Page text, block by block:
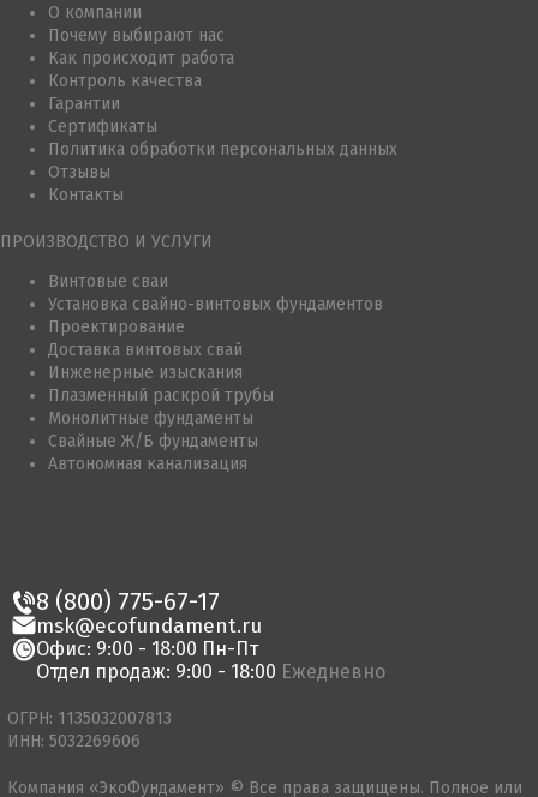
О компании
Почему выбирают нас
Как происходит работа
Контроль качества
Гарантии
Сертификаты
Политика обработки персональных данных
Отзывы
Контакты
ПРОИЗВОДСТВО И УСЛУГИ
Винтовые сваи
Установка свайно-винтовых фундаментов
Проектирование
Доставка винтовых свай
Инженерные изыскания
Плазменный раскрой трубы
Монолитные фундаменты
Свайные Ж/Б фундаменты
Автономная канализация
8 (800) 775-67-17
msk@ecofundament.ru
Офис: 9:00 - 18:00 Пн-Пт
Отдел продаж: 9:00 - 18:00 Ежедневно
ОГРН: 1135032007813
ИНН: 5032269606
Компания «ЭкоФундамент» © Все права защищены. Полное или